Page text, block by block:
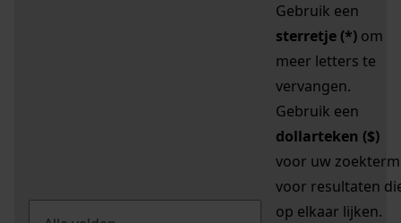
Gebruik een
sterretje (*) om
meer letters te
vervangen.
Gebruik een
dollarteken ($)
voor uw zoekterm
voor resultaten
op elkaar lijken.